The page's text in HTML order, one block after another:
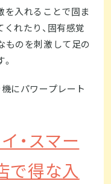
を入れることで固ま
れたり、固有感覚
ものを刺激して足の
にパワープレート
・スマー
で得な入